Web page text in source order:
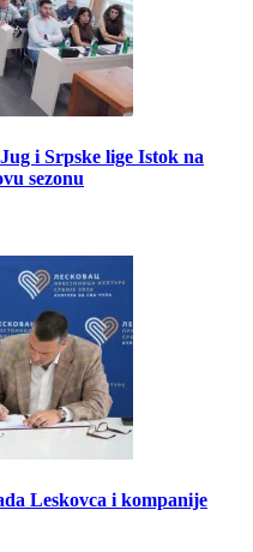
i Srpske lige Istok na
sezonu
Leskovca i kompanije